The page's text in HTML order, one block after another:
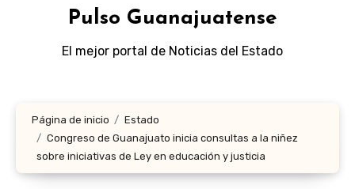
Pulso Guanajuatense
El mejor portal de Noticias del Estado
Página de inicio
Estado
Congreso de Guanajuato inicia consultas a la niñez
sobre iniciativas de Ley en educación y justicia